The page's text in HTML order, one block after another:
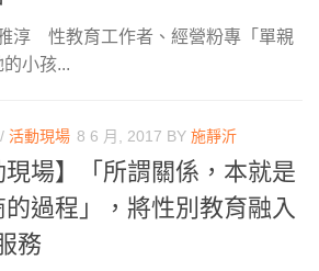
淳 性教育工作者、經營粉專「單親
小孩...
/ 活動現場 8 6 月, 2017 BY 施靜沂
現場】「所謂關係，本就是
過程」，將性別教育融入
務